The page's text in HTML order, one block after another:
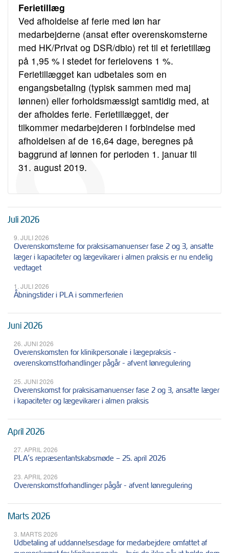
Ferietillæg
Ved afholdelse af ferie med løn har
medarbejderne (ansat efter overenskomsterne
med HK/Privat og DSR/dbio) ret til et ferietillæg
på 1,95 % i stedet for ferielovens 1 %.
Ferietillægget kan udbetales som en
engangsbetaling (typisk sammen med maj
lønnen) eller forholdsmæssigt samtidig med, at
der afholdes ferie. Ferietillægget, der
tilkommer medarbejderen i forbindelse med
afholdelsen af de 16,64 dage, beregnes på
baggrund af lønnen for perioden 1. januar til
31. august 2019.
Juli 2026
9. JULI 2026
Overenskomsterne for praksisamanuenser fase 2 og 3, ansatte
læger i kapaciteter og lægevikarer i almen praksis er nu endelig
vedtaget
1. JULI 2026
Åbningstider i PLA i sommerferien
Juni 2026
26. JUNI 2026
Overenskomsten for klinikpersonale i lægepraksis -
overenskomstforhandlinger pågår - afvent lønregulering
25. JUNI 2026
Overenskomst for praksisamanuenser fase 2 og 3, ansatte læger
i kapaciteter og lægevikarer i almen praksis
April 2026
27. APRIL 2026
PLA’s repræsentantskabsmøde – 25. april 2026
23. APRIL 2026
Overenskomstforhandlinger pågår - afvent lønregulering
Marts 2026
3. MARTS 2026
Udbetaling af uddannelsesdage for medarbejdere omfattet af